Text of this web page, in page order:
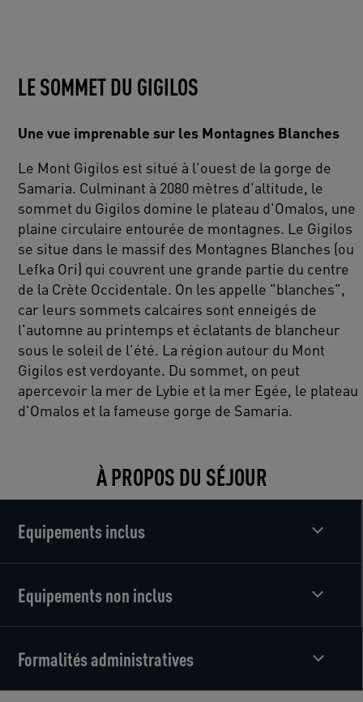
LE SOMMET DU GIGILOS
Une vue imprenable sur les Montagnes Blanches
Le Mont Gigilos est situé à l'ouest de la gorge de
Samaria. Culminant à 2080 mètres d'altitude, le
sommet du Gigilos domine le plateau d'Omalos, une
plaine circulaire entourée de montagnes. Le Gigilos
se situe dans le massif des Montagnes Blanches (ou
Lefka Ori) qui couvrent une grande partie du centre
de la Crète Occidentale. On les appelle "blanches",
car leurs sommets calcaires sont enneigés de
l'automne au printemps et éclatants de blancheur
sous le soleil de l'été. La région autour du Mont
Gigilos est verdoyante. Du sommet, on peut
apercevoir la mer de Lybie et la mer Egée, le plateau
d'Omalos et la fameuse gorge de Samaria.
À PROPOS DU SÉJOUR
Equipements inclus
Equipements non inclus
Formalités administratives